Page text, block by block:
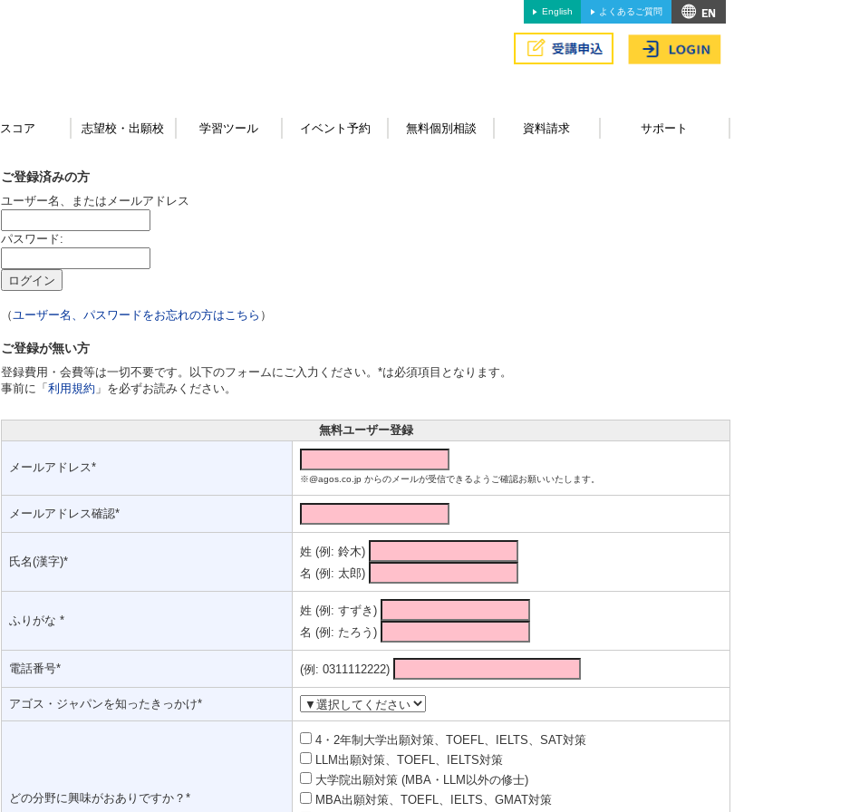
English よくあるご質問
スコア 志望校・出願校 学習ツール イベント予約 無料個別相談 資料請求 サポート
ご登録済みの方
ユーザー名、またはメールアドレス
パスワード:
（ユーザー名、パスワードをお忘れの方はこちら ）
ご登録が無い方
登録費用・会費等は一切不要です。以下のフォームにご入力ください。*は必須項目となります。
事前に「 利用規約 」を必ずお読みください。
無料ユーザー登録
メールアドレス*
※@agos.co.jp からのメールが受信できるようご確認お願いいたします。
メールアドレス確認*
氏名(漢字)*
姓 (例: 鈴木)
名 (例: 太郎)
ふりがな *
姓 (例: すずき)
名 (例: たろう)
電話番号* (例: 0311112222)
アゴス・ジャパンを知ったきっかけ*
どの分野に興味がおありですか？*
4・2年制大学出願対策、TOEFL、IELTS、SAT対策
LLM出願対策、TOEFL、IELTS対策
大学院出願対策 (MBA・LLM以外の修士)
MBA出願対策、TOEFL、IELTS、GMAT対策